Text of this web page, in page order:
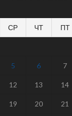
СР ЧТ ПТ
5 6 7
12 13 14
19 20 21